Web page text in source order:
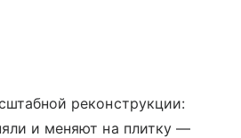
реконструкции:
и меняют на плитку —